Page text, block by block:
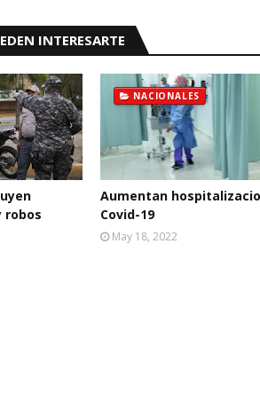
INTERESARTE
robos
NACIONALES
Aumentan
Covid-19
May 18, 2022